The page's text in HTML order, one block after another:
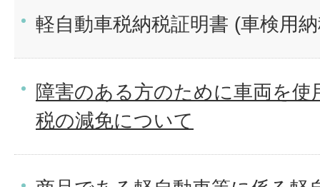
軽自動車税納税証明書 (車検用
障害のある方のために車両を使
税の減免について